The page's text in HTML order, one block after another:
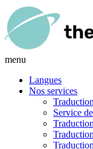
menu
Langues
Nos services
Service